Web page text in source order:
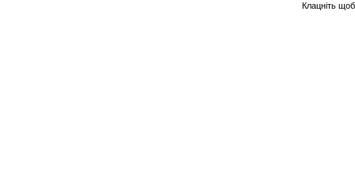
Клацніть